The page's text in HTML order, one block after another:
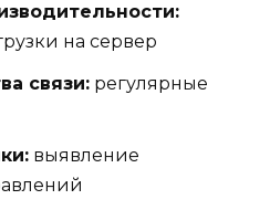
на сервер
связи: регулярные
выявление